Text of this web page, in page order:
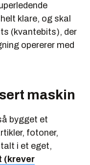
klare, og skal
(kvantebits), der
opererer med
maskin
bygget et
fotoner,
i et eget,
(krever